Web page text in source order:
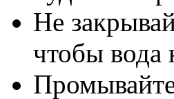
Не
чтобы вода